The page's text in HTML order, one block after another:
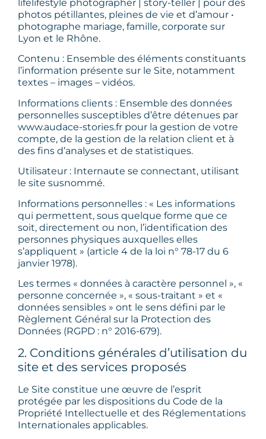
lifelifestyle photographer | story-teller | pour des
photos pétillantes, pleines de vie et d’amour •
photographe mariage, famille, corporate sur
Lyon et le Rhône.
Contenu : Ensemble des éléments constituants
l’information présente sur le Site, notamment
textes – images – vidéos.
Informations clients : Ensemble des données
personnelles susceptibles d’être détenues par
www.audace-stories.fr pour la gestion de votre
compte, de la gestion de la relation client et à
des fins d’analyses et de statistiques.
Utilisateur : Internaute se connectant, utilisant
le site susnommé.
Informations personnelles : « Les informations
qui permettent, sous quelque forme que ce
soit, directement ou non, l’identification des
personnes physiques auxquelles elles
s’appliquent » (article 4 de la loi n° 78-17 du 6
janvier 1978).
Les termes « données à caractère personnel », «
personne concernée », « sous-traitant » et «
données sensibles » ont le sens défini par le
Règlement Général sur la Protection des
Données (RGPD : n° 2016-679).
2. Conditions générales d’utilisation du
site et des services proposés
Le Site constitue une œuvre de l’esprit
protégée par les dispositions du Code de la
Propriété Intellectuelle et des Réglementations
Internationales applicables.